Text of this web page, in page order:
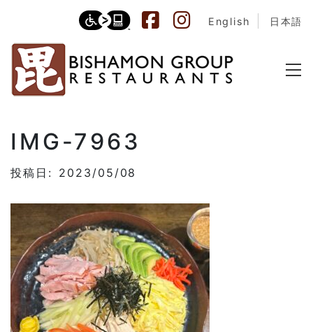
English 日本語
IMG-7963
投稿日: 2023/05/08